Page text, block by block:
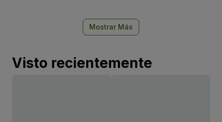
Mostrar Más
Visto recientemente